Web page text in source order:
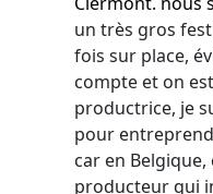
un très gros
fois sur place,
compte et on
productrice, je
pour
car en
producteur qui